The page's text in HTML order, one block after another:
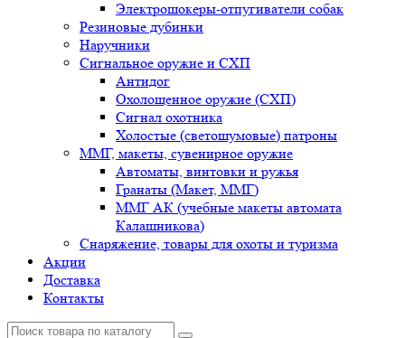
Электрошокеры-отпугиватели собак
Резиновые дубинки
Наручники
Сигнальное оружие и СХП
Антидог
Охолощенное оружие (СХП)
Сигнал охотника
Холостые (светошумовые) патроны
ММГ, макеты, сувенирное оружие
Автоматы, винтовки и ружья
Гранаты (Макет, ММГ)
ММГ АК (учебные макеты автомата
Калашникова)
Снаряжение, товары для охоты и туризма
Акции
Доставка
Контакты